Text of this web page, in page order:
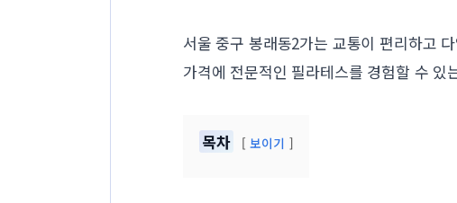
서울 중구 봉래동2가는 교통이 편리하고
가격에 전문적인 필라테스를 경험할 수
목차 보이기